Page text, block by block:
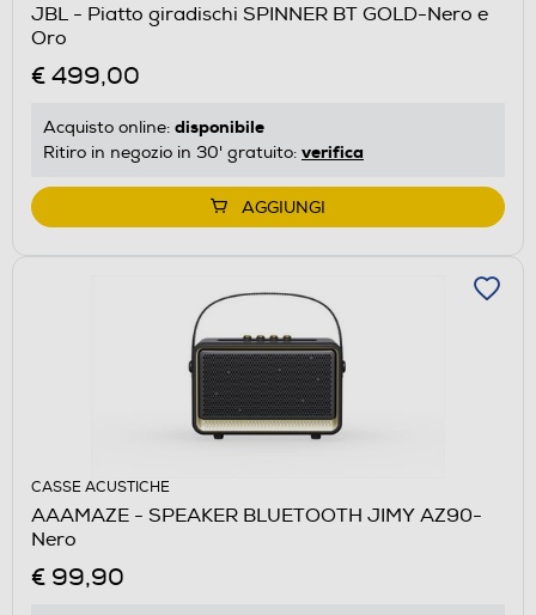
JBL - Piatto giradischi SPINNER BT GOLD-Nero e
Oro
€ 499,00
Acquisto online: disponibile
Ritiro in negozio in 30' gratuito: verifica
AGGIUNGI
CASSE ACUSTICHE
AAAMAZE - SPEAKER BLUETOOTH JIMY AZ90-
Nero
€ 99,90